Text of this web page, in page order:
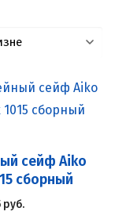
сейф Aiko
сборный
руб.